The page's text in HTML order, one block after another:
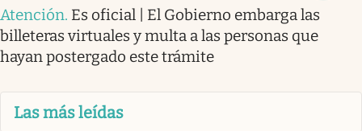
Atención. Es oficial | El Gobierno embarga las
billeteras virtuales y multa a las personas que
hayan postergado este trámite
Las más leídas